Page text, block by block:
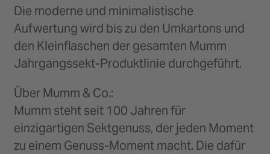
Die moderne und minimalistische
Aufwertung wird bis zu den Umkartons und
den Kleinflaschen der gesamten Mumm
Jahrgangssekt-Produktlinie durchgeführt.
Über Mumm & Co.:
Mumm steht seit 100 Jahren für
einzigartigen Sektgenuss, der jeden Moment
zu einem Genuss-Moment macht. Die dafür